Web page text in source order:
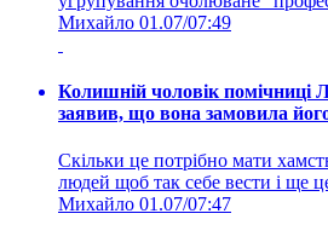
Михайло 01.07/07:49
Колишній чоловік
заявив, що вона замовила
Скільки це потрібно мати
людей щоб так себе вести і ще
Михайло 01.07/07:47